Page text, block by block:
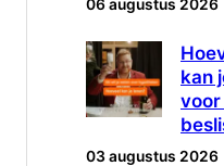
06 augustus 2026
kan
voor
03 augustus 2026